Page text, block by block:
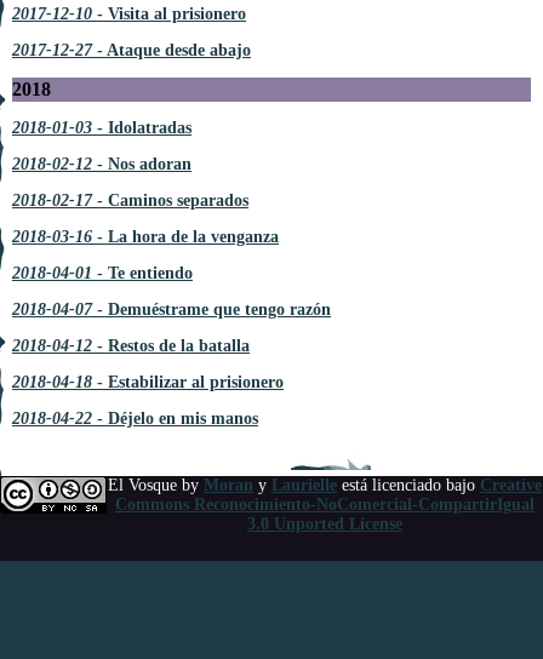
2017-12-10 - Visita al prisionero
2017-12-27- Ataque desde abajo
2018
2018-01-03 - Idolatradas
2018-02-12 - Nos adoran
2018-02-17- Caminos separados
2018-03-16 - La hora de la venganza
2018-04-01 - Te entiendo
2018-04-07- Demuéstrame que tengo razón
2018-04-12 - Restos de la batalla
2018-04-18 - Estabilizar al prisionero
2018-04-22 - Déjelo en mis manos
El Vosque by Moran y Laurielle está licenciado bajo Creative
Commons Reconocimiento-NoComercial-CompartirIgual
3.0 Unported License